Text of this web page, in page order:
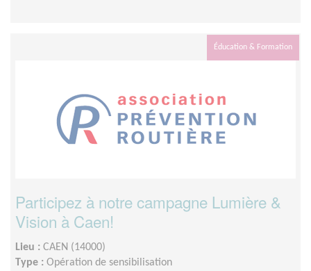
Éducation & Formation
Participez à notre campagne Lumière &
Vision à Caen!
Lieu : CAEN (14000)
Type : Opération de sensibilisation